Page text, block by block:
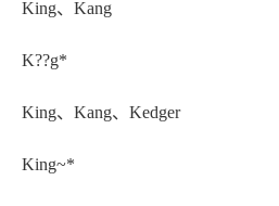
King、Kang
K??g*
King、Kang、Kedger
King~*